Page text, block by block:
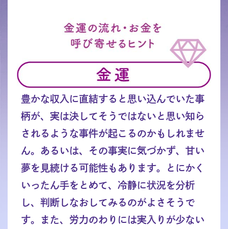
豊かな収入に直結すると思い込んでいた事
柄が、実は決してそうではないと思い知ら
されるような事件が起こるのかもしれませ
ん。あるいは、その事実に気づかず、甘い
夢を見続ける可能性もあります。とにかく
いったん手をとめて、冷静に状況を分析
し、判断しなおしてみるのがよさそうで
す。また、労力のわりには実入りが少ない